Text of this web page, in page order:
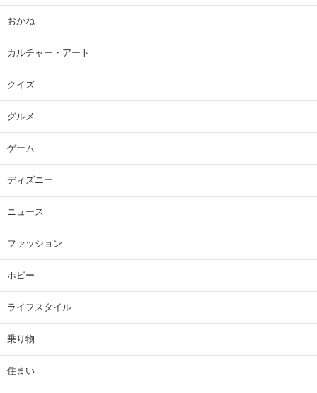
おかね
カルチャー・アート
クイズ
グルメ
ゲーム
ディズニー
ニュース
ファッション
ホビー
ライフスタイル
乗り物
住まい